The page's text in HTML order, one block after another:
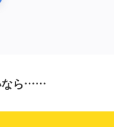
なら……